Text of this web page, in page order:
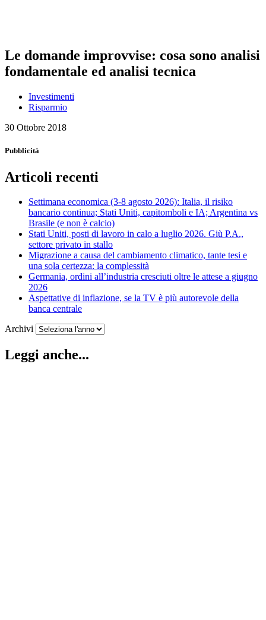
Le domande improvvise: cosa sono analisi
fondamentale ed analisi tecnica
Investimenti
Risparmio
30 Ottobre 2018
Pubblicità
Articoli recenti
Settimana economica (3-8 agosto 2026): Italia, il risiko
bancario continua; Stati Uniti, capitomboli e IA; Argentina vs
Brasile (e non è calcio)
Stati Uniti, posti di lavoro in calo a luglio 2026. Giù P.A.,
settore privato in stallo
Migrazione a causa del cambiamento climatico, tante tesi e
una sola certezza: la complessità
Germania, ordini all’industria cresciuti oltre le attese a giugno
2026
Aspettative di inflazione, se la TV è più autorevole della
banca centrale
Archivi
Leggi anche...